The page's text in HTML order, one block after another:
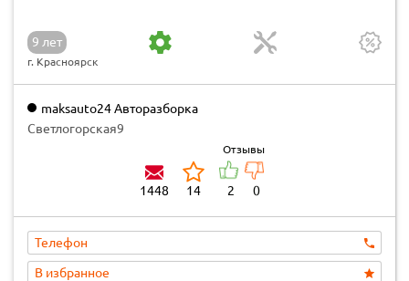
9 лет
г. Красноярск
maksauto24 Авторазборка
Светлогорская9
1448 14
Отзывы
2 0
Телефон
В избранное